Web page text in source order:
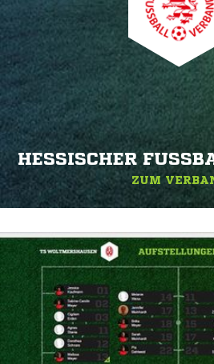
HESSISCHER
ZUM